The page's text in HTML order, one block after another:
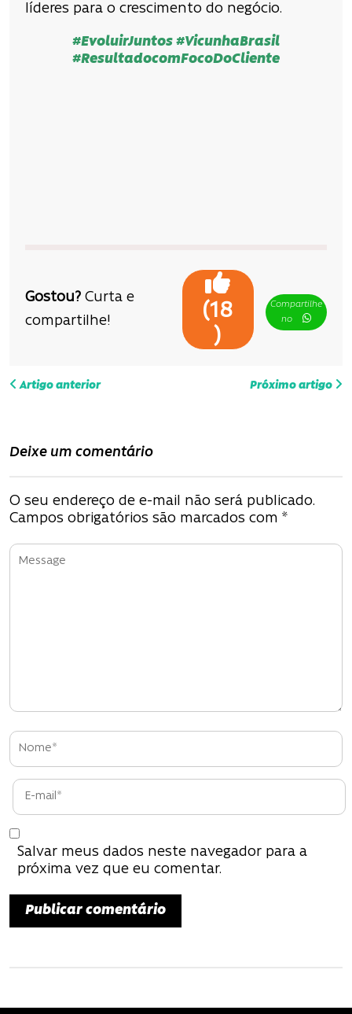
líderes para o crescimento do negócio.
#EvoluirJuntos #VicunhaBrasil
#ResultadocomFocoDoCliente
Gostou? Curta e
compartilhe!
(18
)
Compartilhe
no
N
v
g
a
ç
P
o
s
t
Artigo anterior Próximo artigo
Deixe um comentário
O seu endereço de e-mail não será publicado.
Campos obrigatórios são marcados com *
Salvar meus dados neste navegador para a
próxima vez que eu comentar.